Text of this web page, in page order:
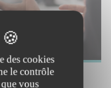
des cookies
le contrôle
vous